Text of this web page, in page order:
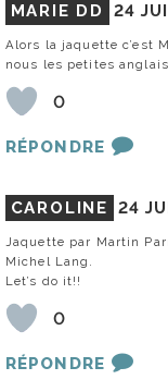
MARIE DD 24
Alors la jaquette c’est
nous les petites
0
RÉPONDRE
CAROLINE 24
Jaquette par Martin
Michel Lang.
Let’s do it!!
0
RÉPONDRE